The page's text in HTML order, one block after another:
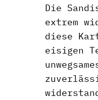
Die
extrem
diese
eisigen